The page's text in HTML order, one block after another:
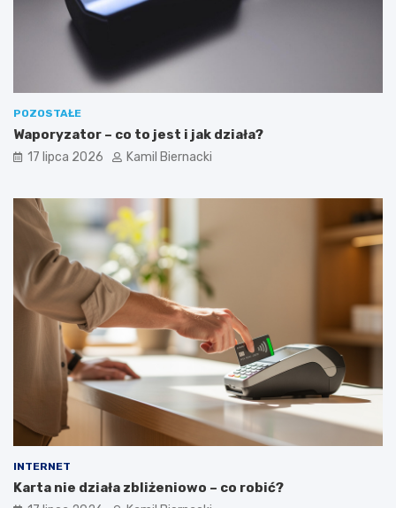
POZOSTAŁE
Waporyzator – co to jest i jak działa?
17 lipca 2026 Kamil Biernacki
INTERNET
Karta nie działa zbliżeniowo – co robić?